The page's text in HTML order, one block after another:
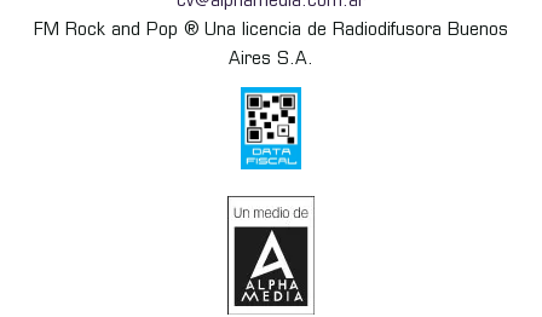
FM Rock and Pop ® Una licencia de Radiodifusora Buenos
Aires S.A.